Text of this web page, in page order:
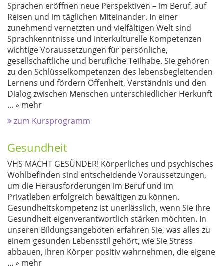
Sprachen eröffnen neue Perspektiven – im Beruf, auf
Reisen und im täglichen Miteinander. In einer
zunehmend vernetzten und vielfältigen Welt sind
Sprachkenntnisse und interkulturelle Kompetenzen
wichtige Voraussetzungen für persönliche,
gesellschaftliche und berufliche Teilhabe. Sie gehören
zu den Schlüsselkompetenzen des lebensbegleitenden
Lernens und fördern Offenheit, Verständnis und den
Dialog zwischen Menschen unterschiedlicher Herkunft
... » mehr
zum Kursprogramm
Gesundheit
VHS MACHT GESÜNDER! Körperliches und psychisches
Wohlbefinden sind entscheidende Voraussetzungen,
um die Herausforderungen im Beruf und im
Privatleben erfolgreich bewältigen zu können.
Gesundheitskompetenz ist unerlässlich, wenn Sie Ihre
Gesundheit eigenverantwortlich stärken möchten. In
unseren Bildungsangeboten erfahren Sie, was alles zu
einem gesunden Lebensstil gehört, wie Sie Stress
abbauen, Ihren Körper positiv wahrnehmen, die eigene
... » mehr